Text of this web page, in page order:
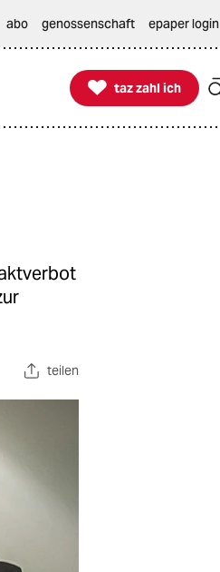
abo genossenschaft epaper login

taz zahl ich
taz zahl ich
teilen